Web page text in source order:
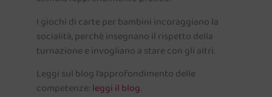
I giochi di carte per bambini incoraggiano la
socialità, perchè insegnano il rispetto della
turnazione e invogliano a stare con gli altri.
Leggi sul blog l’approfondimento delle
competenze: leggi il blog.